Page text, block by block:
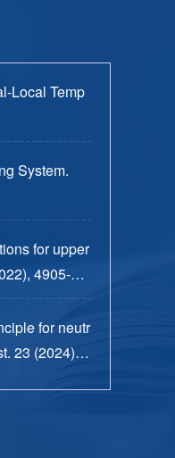
Local Temp
System.
for upper
4905-49
for neutr
23 (2024), n